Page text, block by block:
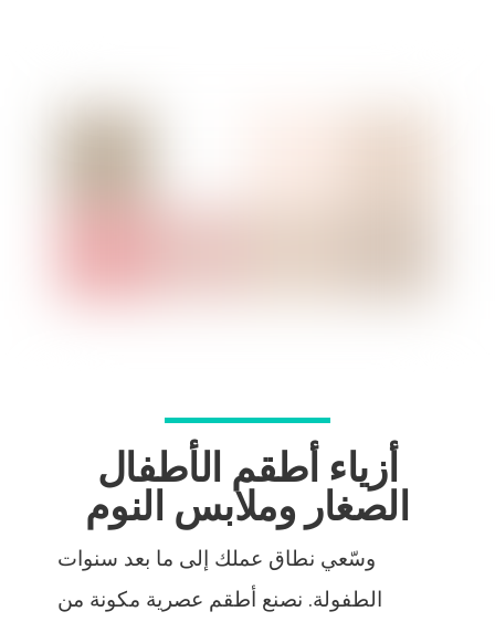
أزياء أطقم الأطفال
الصغار وملابس النوم
وسّعي نطاق عملك إلى ما بعد سنوات
الطفولة. نصنع أطقم عصرية مكونة من